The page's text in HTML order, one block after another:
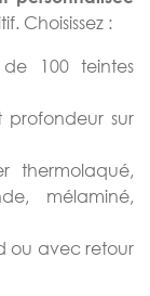
Choisissez :
100 teintes
sur
thermolaqué,
mélaminé,
ou avec retour